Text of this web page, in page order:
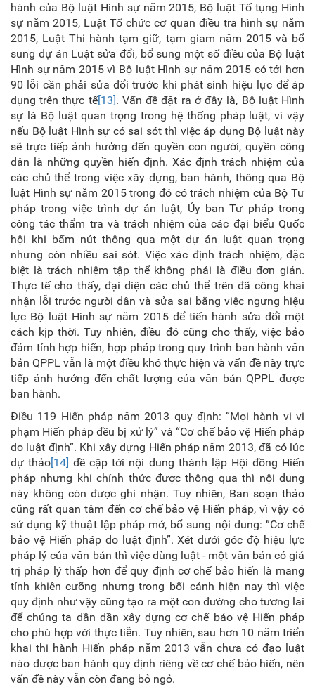
hành của Bộ luật Hình sự năm 2015, Bộ luật Tố tụng Hình
sự năm 2015, Luật Tổ chức cơ quan điều tra hình sự năm
2015, Luật Thi hành tạm giữ, tạm giam năm 2015 và bổ
sung dự án Luật sửa đổi, bổ sung một số điều của Bộ luật
Hình sự năm 2015 vì Bộ luật Hình sự năm 2015 có tới hơn
90 lỗi cần phải sửa đổi trước khi phát sinh hiệu lực để áp
dụng trên thực tế[13]. Vấn đề đặt ra ở đây là, Bộ luật Hình
sự là Bộ luật quan trọng trong hệ thống pháp luật, vì vậy
nếu Bộ luật Hình sự có sai sót thì việc áp dụng Bộ luật này
sẽ trực tiếp ảnh hưởng đến quyền con người, quyền công
dân là những quyền hiến định. Xác định trách nhiệm của
các chủ thể trong việc xây dựng, ban hành, thông qua Bộ
luật Hình sự năm 2015 trong đó có trách nhiệm của Bộ Tư
pháp trong việc trình dự án luật, Ủy ban Tư pháp trong
công tác thẩm tra và trách nhiệm của các đại biểu Quốc
hội khi bấm nút thông qua một dự án luật quan trọng
nhưng còn nhiều sai sót. Việc xác định trách nhiệm, đặc
biệt là trách nhiệm tập thể không phải là điều đơn giản.
Thực tế cho thấy, đại diện các chủ thể trên đã công khai
nhận lỗi trước người dân và sửa sai bằng việc ngưng hiệu
lực Bộ luật Hình sự năm 2015 để tiến hành sửa đổi một
cách kịp thời. Tuy nhiên, điều đó cũng cho thấy, việc bảo
đảm tính hợp hiến, hợp pháp trong quy trình ban hành văn
bản QPPL vẫn là một điều khó thực hiện và vấn đề này trực
tiếp ảnh hưởng đến chất lượng của văn bản QPPL được
ban hành.
Điều 119 Hiến pháp năm 2013 quy định: “Mọi hành vi vi
phạm Hiến pháp đều bị xử lý” và “Cơ chế bảo vệ Hiến pháp
do luật định”. Khi xây dựng Hiến pháp năm 2013, đã có lúc
dự thảo[14] đề cập tới nội dung thành lập Hội đồng Hiến
pháp nhưng khi chính thức được thông qua thì nội dung
này không còn được ghi nhận. Tuy nhiên, Ban soạn thảo
cũng rất quan tâm đến cơ chế bảo vệ Hiến pháp, vì vậy có
sử dụng kỹ thuật lập pháp mở, bổ sung nội dung: “Cơ chế
bảo vệ Hiến pháp do luật định”. Xét dưới góc độ hiệu lực
pháp lý của văn bản thì việc dùng luật - một văn bản có giá
trị pháp lý thấp hơn để quy định cơ chế bảo hiến là mang
tính khiên cưỡng nhưng trong bối cảnh hiện nay thì việc
quy định như vậy cũng tạo ra một con đường cho tương lai
để chúng ta dần dần xây dựng cơ chế bảo vệ Hiến pháp
cho phù hợp với thực tiễn. Tuy nhiên, sau hơn 10 năm triển
khai thi hành Hiến pháp năm 2013 vẫn chưa có đạo luật
nào được ban hành quy định riêng về cơ chế bảo hiến, nên
vấn đề này vẫn còn đang bỏ ngỏ.